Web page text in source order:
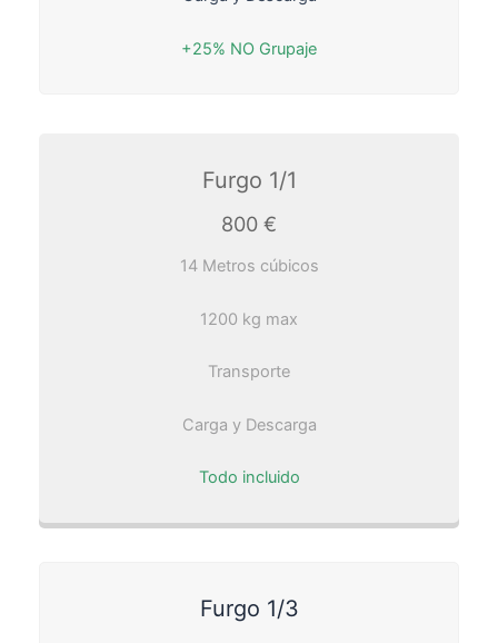
+25% NO Grupaje
Furgo 1/1
800 €
14 Metros cúbicos
1200 kg max
Transporte
Carga y Descarga
Todo incluido
Furgo 1/3